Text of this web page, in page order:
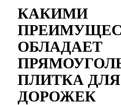
КАКИМИ
ОБЛАДАЕТ
ПЛИТКА
ДОРОЖЕК